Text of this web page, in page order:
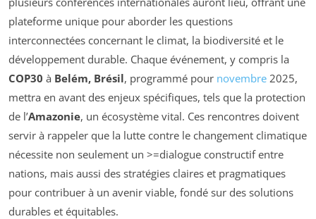
plateforme unique pour aborder les questions
interconnectées concernant le climat, la biodiversité et le
développement durable. Chaque événement, y compris la
COP30 à Belém, Brésil, programmé pour novembre 2025,
mettra en avant des enjeux spécifiques, tels que la protection
de l’Amazonie, un écosystème vital. Ces rencontres doivent
servir à rappeler que la lutte contre le changement climatique
nécessite non seulement un >=dialogue constructif entre
nations, mais aussi des stratégies claires et pragmatiques
pour contribuer à un avenir viable, fondé sur des solutions
durables et équitables.